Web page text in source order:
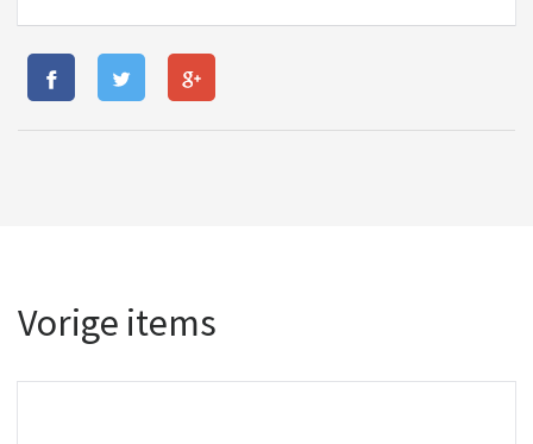
Vorige items